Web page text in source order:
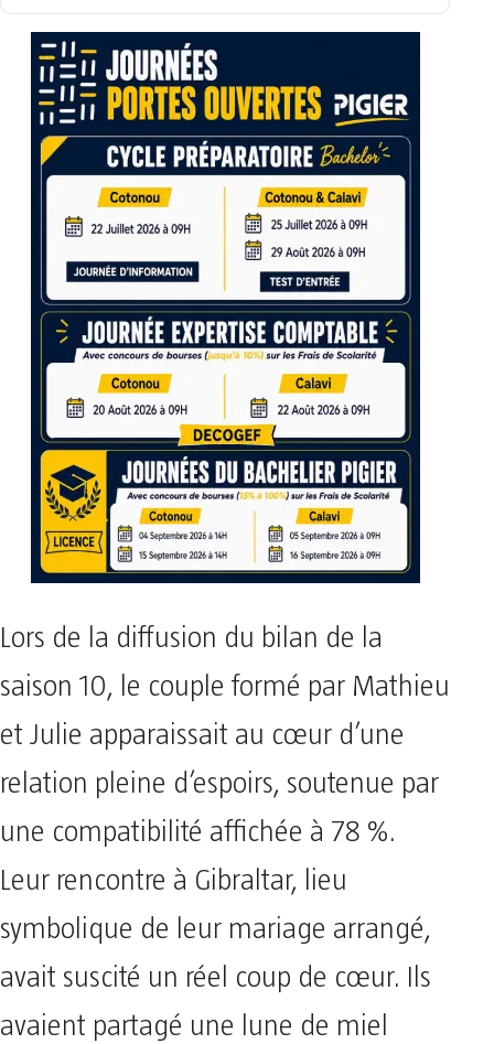
Lors de la diffusion du bilan de la
saison 10, le couple formé par Mathieu
et Julie apparaissait au cœur d’une
relation pleine d’espoirs, soutenue par
une compatibilité affichée à 78 %.
Leur rencontre à Gibraltar, lieu
symbolique de leur mariage arrangé,
avait suscité un réel coup de cœur. Ils
avaient partagé une lune de miel